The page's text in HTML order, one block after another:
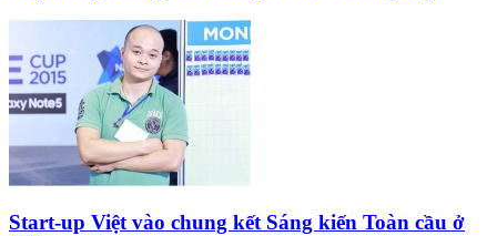
Start-up Việt vào chung kết Sáng kiến Toàn cầu ở